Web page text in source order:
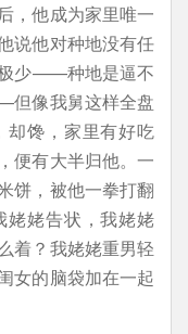
，他成为家里唯一
说他对种地没有任
少——种地是逼不
但像我舅这样全盘
却馋，家里有好吃
便有大半归他。一
饼，被他一拳打翻
姥姥告状，我姥姥
着？我姥姥重男轻
女的脑袋加在一起